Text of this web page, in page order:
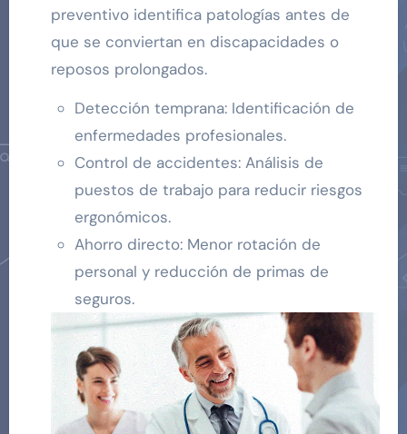
preventivo identifica patologías antes de
que se conviertan en discapacidades o
reposos prolongados.
Detección temprana: Identificación de
enfermedades profesionales.
Control de accidentes: Análisis de
puestos de trabajo para reducir riesgos
ergonómicos.
Ahorro directo: Menor rotación de
personal y reducción de primas de
seguros.